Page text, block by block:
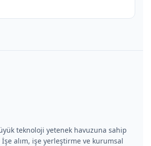
teknoloji yetenek havuzuna sahip
İşe alım, işe yerleştirme ve kurumsal